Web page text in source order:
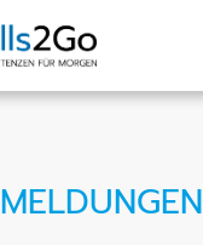
MELDUNGEN